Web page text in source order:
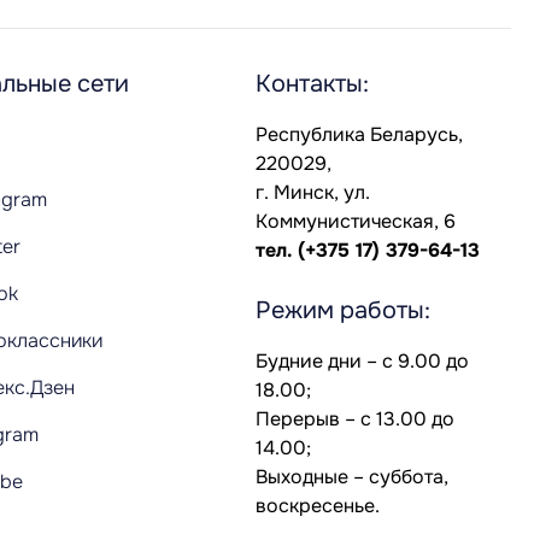
сети Контакты:
Республика Беларусь,
220029,
г. Минск, ул.
Коммунистическая, 6
тел. (+375 17) 379-64-13
Режим работы:
Будние дни – с 9.00 до
18.00;
Перерыв – с 13.00 до
14.00;
Выходные – суббота,
воскресенье.